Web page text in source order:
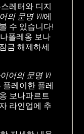
레터와 디지
의 문명 VII에
수 있습니다!
폴레옹 보나
금 해제하세
어의 문명 VI
플레이한 플레
보나파르트
라인업에 추